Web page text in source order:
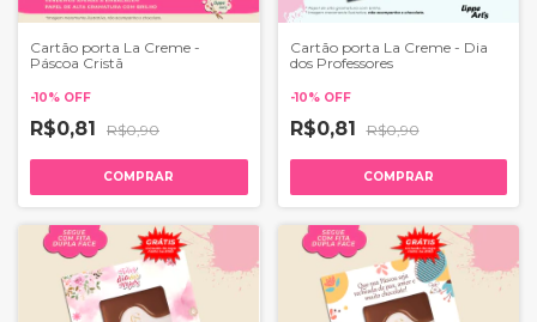
Cartão porta La Creme -
Páscoa Cristã
-10% OFF
R$0,81 R$0,90
COMPRAR
Cartão porta La Creme - Dia
dos Professores
-10% OFF
R$0,81 R$0,90
COMPRAR